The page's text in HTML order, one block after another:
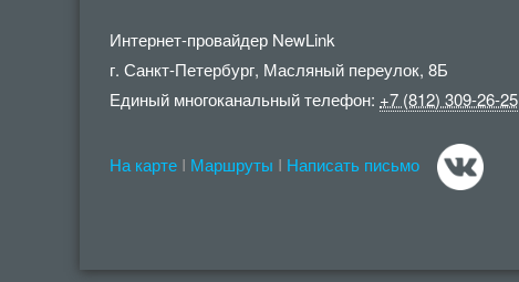
Интернет-провайдер NewLink
г. Санкт-Петербург, Масляный переулок, 8Б
Единый многоканальный телефон: +7 (812) 309-26-25
На карте I Маршруты I Написать письмо